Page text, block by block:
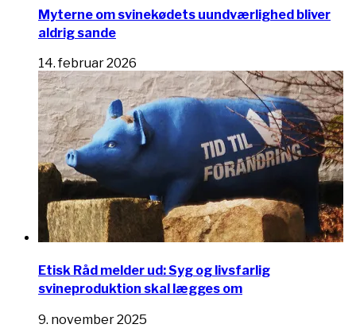
Myterne om svinekødets uundværlighed bliver
aldrig sande
14. februar 2026
Etisk Råd melder ud: Syg og livsfarlig
svineproduktion skal lægges om
9. november 2025